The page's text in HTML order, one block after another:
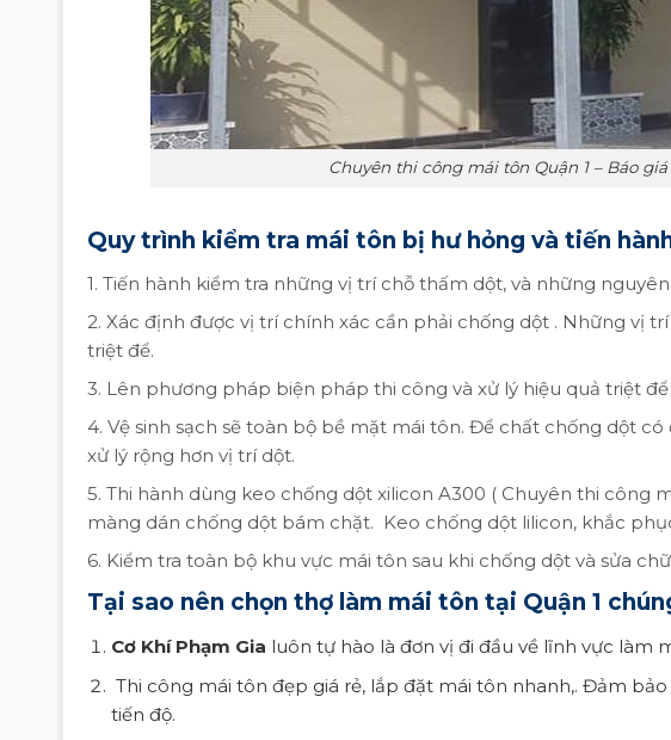
Chuyên thi công mái tôn Quận 1 – Báo
Quy trình kiểm tra mái tôn bị hư hỏng và tiến
1. Tiến hành kiểm tra những vị trí chỗ thấm dột, và những
2. Xác định được vị trí chính xác cần phải chống dột . Những vị
triệt để.
3. Lên phương pháp biện pháp thi công và xử lý hiệu quả triệt
4. Vệ sinh sạch sẽ toàn bộ bề mặt mái tôn. Để chất chống dột
xử lý rộng hơn vị trí dột.
5. Thi hành dùng keo chống dột xilicon A300 ( Chuyên thi công
màng dán chống dột bám chặt. Keo chống dột lilicon, khắc
6. Kiểm tra toàn bộ khu vực mái tôn sau khi chống dột và sửa
Tại sao nên chọn thợ làm mái tôn tại Quận 1
Cơ Khí Phạm Gia luôn tự hào là đơn vị đi đầu về lĩnh vực làm
Thi công mái tôn đẹp giá rẻ, lắp đặt mái tôn nhanh,. Đảm
tiến độ.